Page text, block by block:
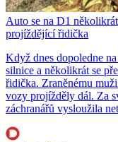
Auto se na D1
projíždějící řidička
Když dnes dopoledne
silnice a několikrát se
řidička. Zraněnému
vozy projížděly dál. Za
záchranářů vysloužila